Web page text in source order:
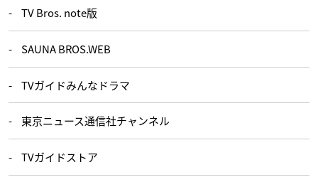
TV Bros. note版
SAUNA BROS.WEB
TVガイドみんなドラマ
東京ニュース通信社チャンネル
TVガイドストア